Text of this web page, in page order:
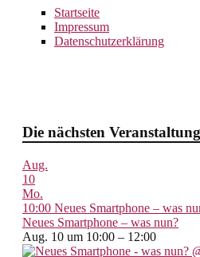
Startseite
Impressum
Datenschutzerklärung
Die nächsten
Aug.
10
Mo.
10:00 Neues Smartphone – was
Neues Smartphone – was nun?
Aug. 10 um 10:00 – 12:00